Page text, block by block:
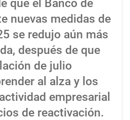
que el Banco de
nuevas medidas de
se redujo aún más
después de que
de julio
al alza y los
empresarial
de reactivación.